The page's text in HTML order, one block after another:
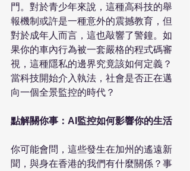
門。對於青少年來說，這種高科技的舉
報機制或許是一種意外的震撼教育，但
對於成年人而言，這也敲響了警鐘。如
果你的車內行為被一套嚴格的程式碼審
視，這種隱私的邊界究竟該如何定義？
當科技開始介入執法，社會是否正在邁
向一個全景監控的時代？
點解關你事：AI監控如何影響你的生活
你可能會問，這些發生在加州的遙遠新
聞，與身在香港的我們有什麼關係？事